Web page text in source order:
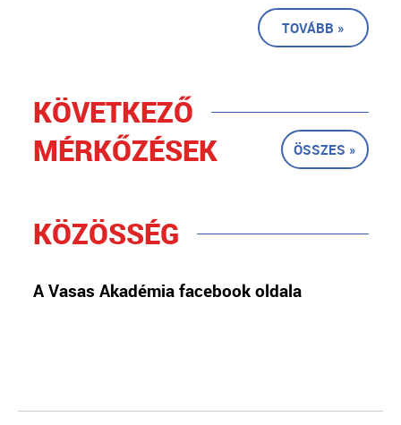
TOVÁBB »
KÖVETKEZŐ
MÉRKŐZÉSEK
ÖSSZES »
KÖZÖSSÉG
A Vasas Akadémia facebook oldala